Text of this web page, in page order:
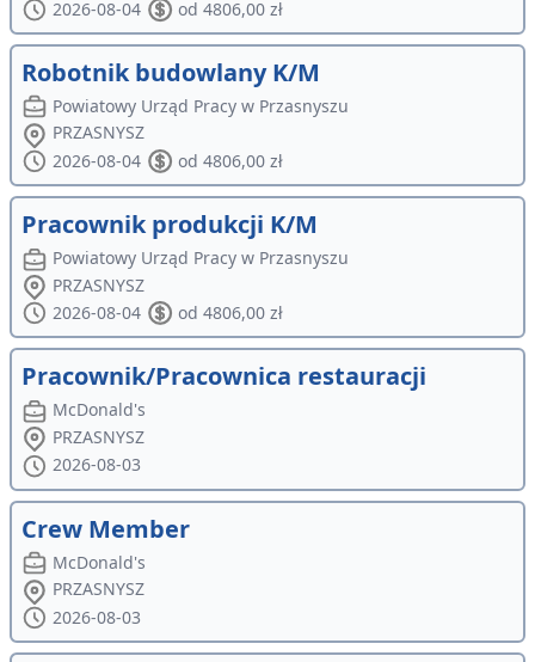
2026-08-04 od 4806,00 zł
Robotnik budowlany K/M
Powiatowy Urząd Pracy w Przasnyszu
PRZASNYSZ
2026-08-04
od 4806,00 zł
Pracownik produkcji K/M
Powiatowy Urząd Pracy w Przasnyszu
PRZASNYSZ
2026-08-04
od 4806,00 zł
Pracownik/Pracownica restauracji
McDonald's
PRZASNYSZ
2026-08-03
Crew Member
McDonald's
PRZASNYSZ
2026-08-03